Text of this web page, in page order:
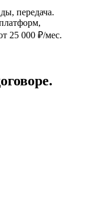
передача.
25 000 ₽/мес.